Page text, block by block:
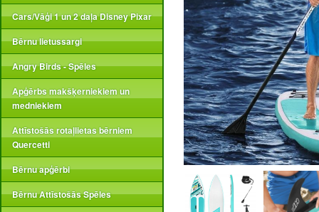
Cars/Vāģi 1 un 2 daļa Disney Pixar
Bērnu lietussargi
Angry Birds - Spēles
Apģērbs makšķerniekiem un
medniekiem
Attīstošās rotaļlietas bērniem
Quercetti
Bērnu apģērbi
Bērnu Attīstošās Spēles